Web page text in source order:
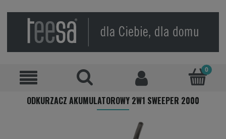
ODKURZACZ AKUMULATOROWY 2W1 SWEEPER 2000